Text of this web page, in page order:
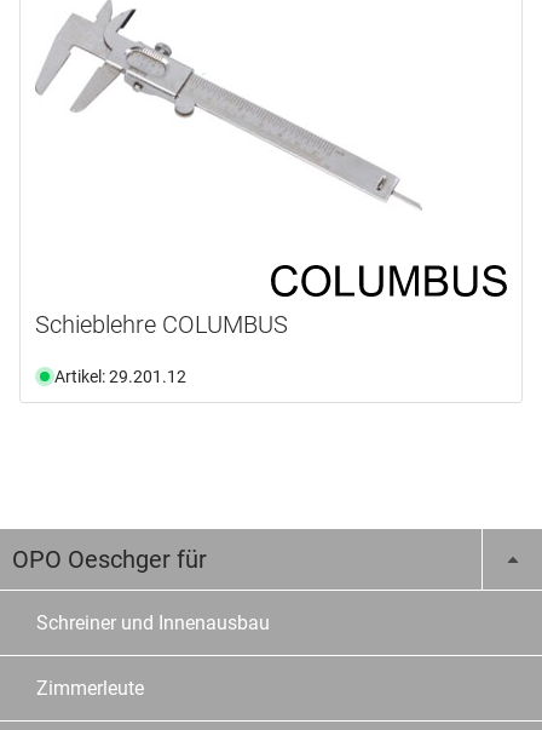
Schieblehre COLUMBUS
Artikel: 29.201.12
OPO Oeschger für
Schreiner und Innenausbau
Zimmerleute